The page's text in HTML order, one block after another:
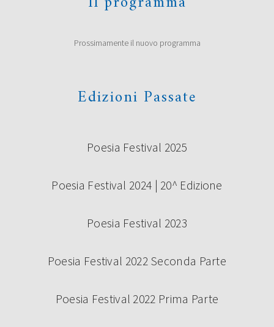
Prossimamente il nuovo programma
Edizioni Passate
Poesia Festival 2025
Poesia Festival 2024 | 20^ Edizione
Poesia Festival 2023
Poesia Festival 2022 Seconda Parte
Poesia Festival 2022 Prima Parte